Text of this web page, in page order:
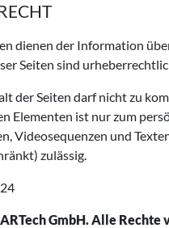
dienen der Information
Seiten sind
der Seiten darf nicht zu
Elementen ist nur zum
Videosequenzen und
zulässig.
GmbH. Alle Rechte